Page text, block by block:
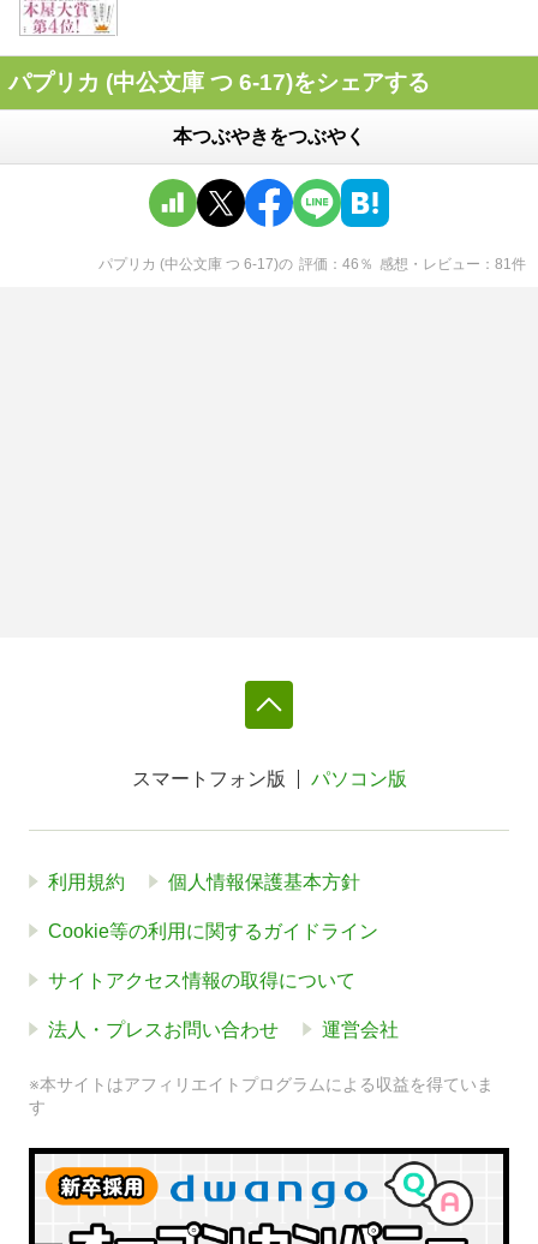
パプリカ (中公文庫 つ 6-17)をシェアする
本つぶやきをつぶやく
パプリカ (中公文庫 つ 6-17)の 評価 46 ％ 感想・レビュー 81件
スマートフォン版 パソコン版
利用規約 個人情報保護基本方針
Cookie等の利用に関するガイドライン
サイトアクセス情報の取得について
法人・プレスお問い合わせ 運営会社
※本サイトはアフィリエイトプログラムによる収益を得ていま
す